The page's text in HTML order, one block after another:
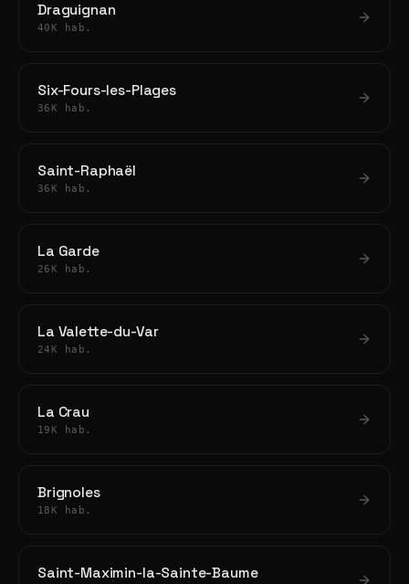
Draguignan
40K hab.
Six-Fours-les-Plages
36K hab.
Saint-Raphaël
36K hab.
La Garde
26K hab.
La Valette-du-Var
24K hab.
La Crau
19K hab.
Brignoles
18K hab.
Saint-Maximin-la-Sainte-Baume